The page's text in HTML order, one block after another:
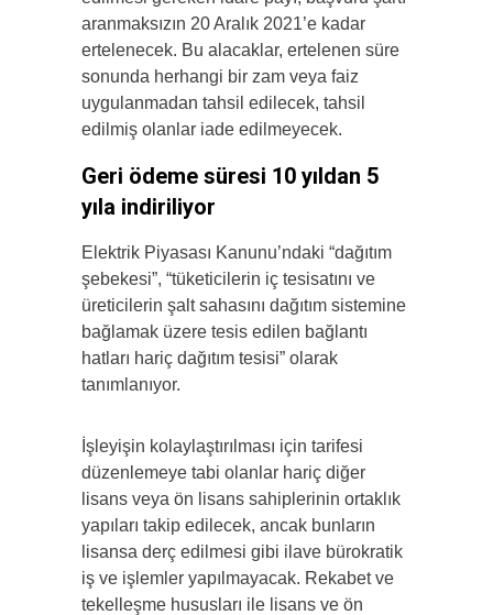
aranmaksızın 20 Aralık 2021’e kadar
ertelenecek. Bu alacaklar, ertelenen süre
sonunda herhangi bir zam veya faiz
uygulanmadan tahsil edilecek, tahsil
edilmiş olanlar iade edilmeyecek.
Geri ödeme süresi 10 yıldan 5
yıla indiriliyor
Elektrik Piyasası Kanunu’ndaki “dağıtım
şebekesi”, “tüketicilerin iç tesisatını ve
üreticilerin şalt sahasını dağıtım sistemine
bağlamak üzere tesis edilen bağlantı
hatları hariç dağıtım tesisi” olarak
tanımlanıyor.
İşleyişin kolaylaştırılması için tarifesi
düzenlemeye tabi olanlar hariç diğer
lisans veya ön lisans sahiplerinin ortaklık
yapıları takip edilecek, ancak bunların
lisansa derç edilmesi gibi ilave bürokratik
iş ve işlemler yapılmayacak. Rekabet ve
tekelleşme hususları ile lisans ve ön